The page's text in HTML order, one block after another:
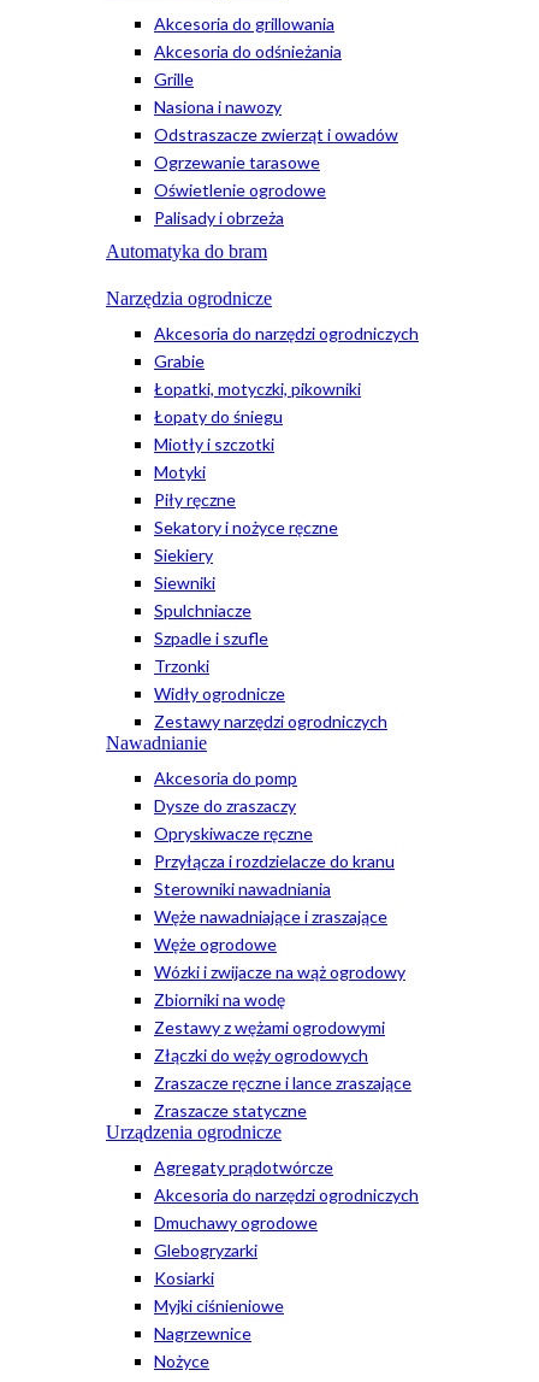
Akcesoria do grillowania
Akcesoria do odśnieżania
Grille
Nasiona i nawozy
Odstraszacze zwierząt i owadów
Ogrzewanie tarasowe
Oświetlenie ogrodowe
Palisady i obrzeża
Automatyka do bram
Narzędzia ogrodnicze
Akcesoria do narzędzi ogrodniczych
Grabie
Łopatki, motyczki, pikowniki
Łopaty do śniegu
Miotły i szczotki
Motyki
Piły ręczne
Sekatory i nożyce ręczne
Siekiery
Siewniki
Spulchniacze
Szpadle i szufle
Trzonki
Widły ogrodnicze
Zestawy narzędzi ogrodniczych
Nawadnianie
Akcesoria do pomp
Dysze do zraszaczy
Opryskiwacze ręczne
Przyłącza i rozdzielacze do kranu
Sterowniki nawadniania
Węże nawadniające i zraszające
Węże ogrodowe
Wózki i zwijacze na wąż ogrodowy
Zbiorniki na wodę
Zestawy z wężami ogrodowymi
Złączki do węży ogrodowych
Zraszacze ręczne i lance zraszające
Zraszacze statyczne
Urządzenia ogrodnicze
Agregaty prądotwórcze
Akcesoria do narzędzi ogrodniczych
Dmuchawy ogrodowe
Glebogryzarki
Kosiarki
Myjki ciśnieniowe
Nagrzewnice
Nożyce